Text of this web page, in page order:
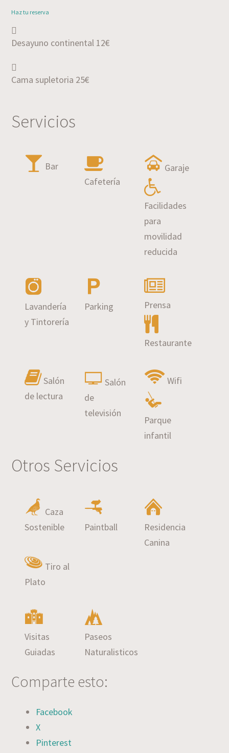
Haz tu reserva
Desayuno continental 12€
Cama supletoria 25€
Servicios
Bar
Cafetería
Garaje
Facilidades
para
movilidad
reducida
Lavandería
y Tintorería
Parking Prensa
Restaurante
Salón
de lectura
Salón
de
televisión
Wifi
Parque
infantil
Otros Servicios
Caza
Sostenible
Paintball
Residencia
Canina
Tiro al
Plato
Visitas
Guiadas
Paseos
Naturalisticos
Comparte esto:
Facebook
X
Pinterest